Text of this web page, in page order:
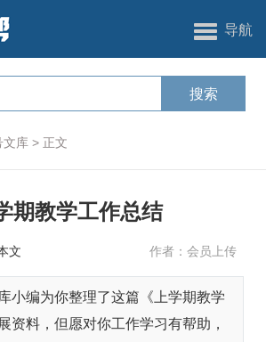
导航
文库 > 正文
期教学工作总结
文 作者：会员上传
小编为你整理了这篇《上学期教学
资料，但愿对你工作学习有帮助，